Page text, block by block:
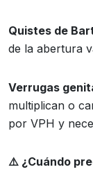
Quistes de
de la abertura
Verrugas
multiplican o
por VPH y
⚠️ ¿Cuándo